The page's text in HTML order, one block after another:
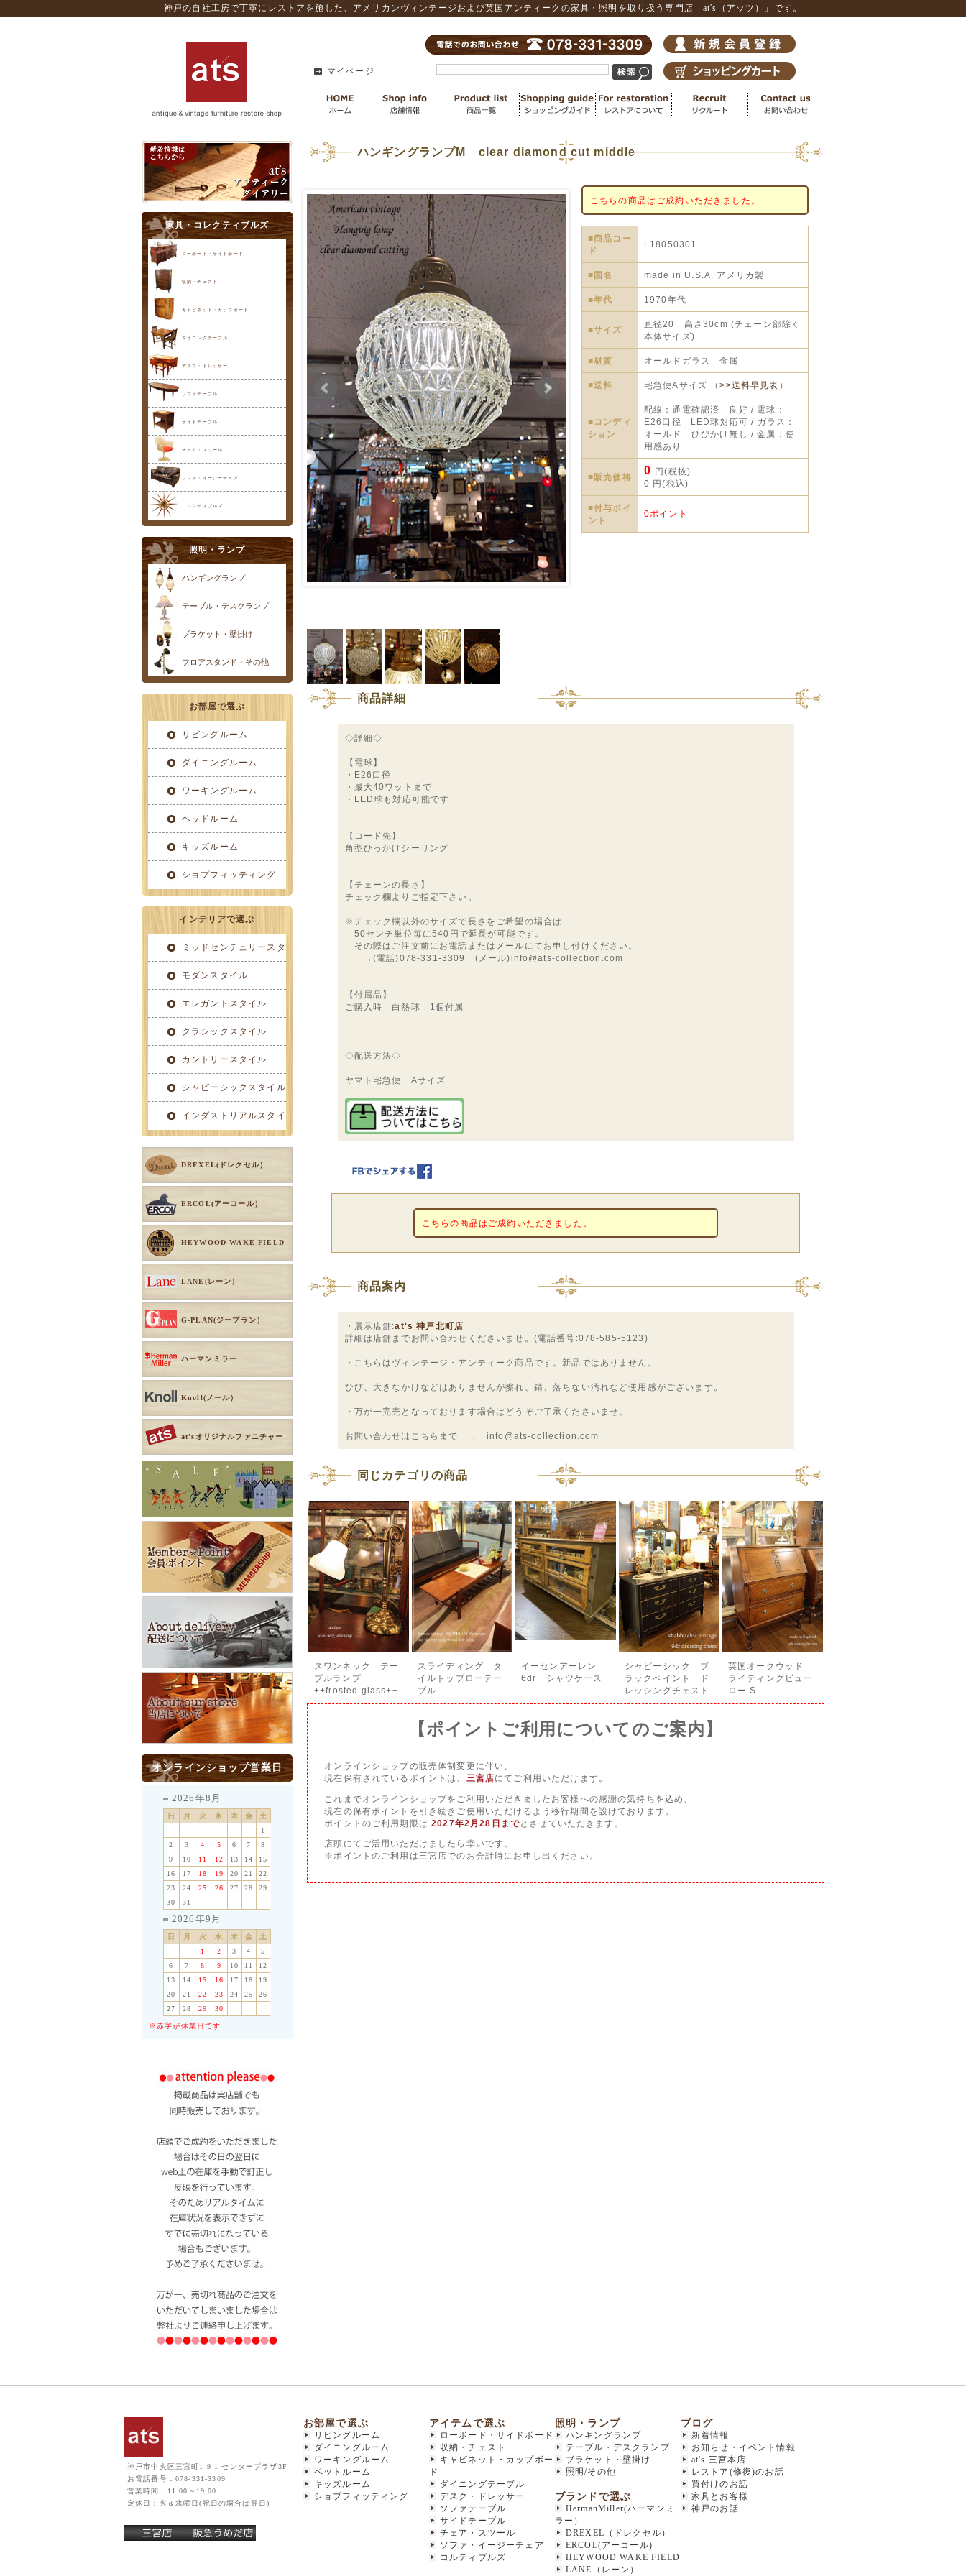
神戸の自社工房で丁寧にレストアを施した、アメリカンヴィンテージおよび英国アンティークの家具・照明を取り扱う専門店「at's（アッツ）」です。
マイページ
家具・コレクティブルズ
ローボード・サイドボード
収納・チェスト
キャビネット・カップボード
ダイニングテーブル
デスク・ドレッサー
ソファテーブル
サイドテーブル
チェア・スツール
ソファ・イージーチェア
コレクティブルズ
照明・ランプ
ハンギングランプ
テーブル・デスクランプ
ブラケット・壁掛け
フロアスタンド・その他
お部屋で選ぶ
リビングルーム
ダイニングルーム
ワーキングルーム
ベッドルーム
キッズルーム
ショプフィッティング
インテリアで選ぶ
ミッドセンチュリースタ
モダンスタイル
エレガントスタイル
クラシックスタイル
カントリースタイル
シャビーシックスタイル
インダストリアルスタイ
DREXEL(ドレクセル）
ERCOL(アーコール）
HEYWOOD WAKE FIELD
LANE(レーン）
G-PLAN(ジープラン）
ハーマンミラー
Knoll(ノール）
at'sオリジナルファニチャー
オンラインショップ営業日
2026年8月
日 月 火 水 木 金
土
1
2
3 4 5 6 7
8
9
10 11 12 13 14
15
16
17 18 19 20 21
22
23
24 25 26 27 28
29
30
31
2026年9月
日 月 火 水 木 金
土
1
2 3 4
5
6
7 8 9 10 11
12
13
14 15 16 17 18
19
20
21 22 23 24 25
26
27
28 29 30
※赤字が休業日です
ハンギングランプM clear diamond cut middle
こちらの商品はご成約いただきました。
■商品コー
ド
L18050301
■国名 made in U.S.A. アメリカ製
■年代 1970年代
■サイズ
直径20 高さ30cm (チェーン部除く
本体サイズ)
■材質 オールドガラス 金属
■送料 宅急便Aサイズ （>>送料早見表 ）
■コンディ
ション
配線：通電確認済 良好 / 電球：
E26口径 LED球対応可 / ガラス：
オールド ひびかけ無し / 金属：使
用感あり
■販売価格
0 円(税抜)
0 円(税込)
■付与ポイ
ント
0ポイント
商品詳細
◇詳細◇
【電球】
・E26口径
・最大40ワットまで
・LED球も対応可能です
【コード先】
角型ひっかけシーリング
【チェーンの長さ】
チェック欄よりご指定下さい。
※チェック欄以外のサイズで長さをご希望の場合は
50センチ単位毎に540円で延長が可能です。
その際はご注文前にお電話またはメールにてお申し付けください。
→(電話)078-331-3309 (メール)info@ats-collection.com
【付属品】
ご購入時 白熱球 1個付属
◇配送方法◇
ヤマト宅急便 Aサイズ
こちらの商品はご成約いただきました。
商品案内
・展示店舗:at's 神戸北町店
詳細は店舗までお問い合わせくださいませ。(電話番号:078-585-5123)
・こちらはヴィンテージ・アンティーク商品です。新品ではありません。
ひび、大きなかけなどはありませんが擦れ、錆、落ちない汚れなど使用感がございます。
・万が一完売となっております場合はどうぞご了承くださいませ。
お問い合わせはこちらまで → info@ats-collection.com
同じカテゴリの商品
スワンネック テー
ブルランプ
++frosted glass++
スライディング タ
イルトップローテー
ブル
イーセンアーレン
6dr シャツケース
シャビーシック ブ
ラックペイント ド
レッシングチェスト
英国オークウッド
ライティングビュー
ロー S
【ポイントご利用についてのご案内】
オンラインショップの販売体制変更に伴い、
現在保有されているポイントは、
三宮店にてご利用いただけます。
これまでオンラインショップをご利用いただきましたお客様への感謝の気持ちを込め、
現在の保有ポイントを引き続きご使用いただけるよう移行期間を設けております。
ポイントのご利用期限は2027年2月28日までとさせていただきます。
店頭にてご活用いただけましたら幸いです。
※ポイントのご利用は三宮店でのお会計時にお申し出ください。
神戸市中央区三宮町1-9-1 センタープラザ3F
お電話番号：078-331-3309
営業時間：11:00～19:00
定休日：火＆水曜日(祝日の場合は翌日)
お部屋で選ぶ
リビングルーム
ダイニングルーム
ワーキングルーム
ベットルーム
キッズルーム
ショプフィッティング
アイテムで選ぶ
ローボード・サイドボード
収納・チェスト
キャビネット・カップボー
ド
ダイニングテーブル
デスク・ドレッサー
ソファテーブル
サイドテーブル
チェア・スツール
ソファ・イージーチェア
コルティブルズ
照明・ランプ
ハンギングランプ
テーブル・デスクランプ
ブラケット・壁掛け
照明/その他
ブランドで選ぶ
HermanMiller(ハーマンミ
ラー ）
DREXEL（ドレクセル）
ERCOL(アーコール)
HEYWOOD WAKE FIELD
LANE（レーン）
ブログ
新着情報
お知らせ・イベント情報
at's 三宮本店
レストア(修復)のお話
買付けのお話
家具とお客様
神戸のお話